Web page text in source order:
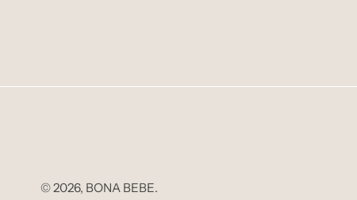
© 2026, BONA BEBE.